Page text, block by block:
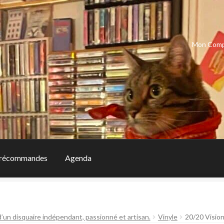
Mon
Agenda
disquaire indépendant, passionné et artisan. Vinyle 20/20